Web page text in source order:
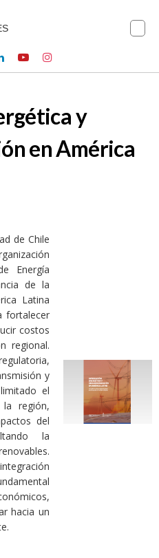
y
en América
de Chile
Energía
de la
Latina
fortalecer
costos
regional.
y
el
región,
del
la
hacia un